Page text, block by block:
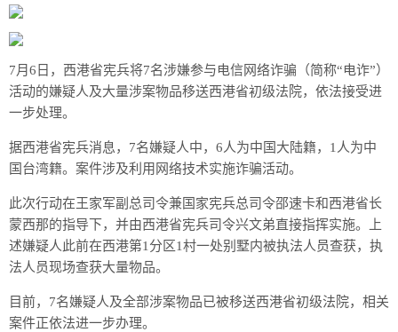
7月6日，西港省宪兵将7名涉嫌参与电信网络诈骗（简称“电诈”）
活动的嫌疑人及大量涉案物品移送西港省初级法院，依法接受进
一步处理。
据西港省宪兵消息，7名嫌疑人中，6人为中国大陆籍，1人为中
国台湾籍。案件涉及利用网络技术实施诈骗活动。
此次行动在王家军副总司令兼国家宪兵总司令邵速卡和西港省长
蒙西那的指导下，并由西港省宪兵司令兴文弟直接指挥实施。上
述嫌疑人此前在西港第1分区1村一处别墅内被执法人员查获，执
法人员现场查获大量物品。
目前，7名嫌疑人及全部涉案物品已被移送西港省初级法院，相关
案件正依法进一步办理。